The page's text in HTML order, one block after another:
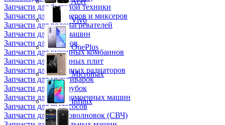
Запчасти для бытовой техники
Запчасти для блендеров и миксеров
Запчасти для водонагревателей
Запчасти для кофемашин
Запчасти для кулеров
Запчасти для кухонных комбаинов
Запчасти для кухонных плит
Запчасти для масляных радиаторов
Запчасти для мультиварок
Запчасти для мясорубок
Запчасти для посудомоечных машин
Запчасти для пылесосов
Запчасти для микроволновок (СВЧ)
Vivo
OnePlus
Micromax
Infinix